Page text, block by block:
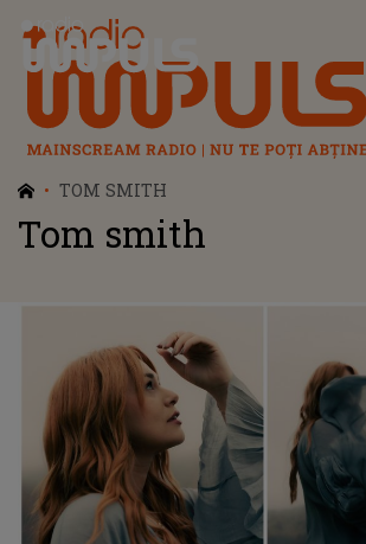
Radio Impuls
TOM SMITH
Tom smith